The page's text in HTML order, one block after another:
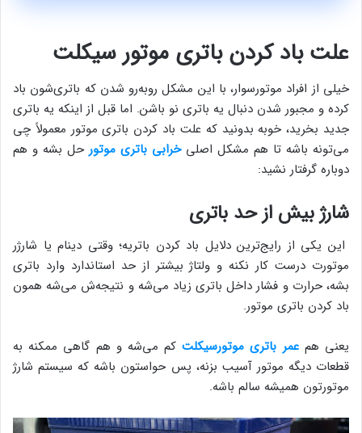
علت باد کردن باتری موتور سیکلت
خیلی از افراد موتورسوار، با این مشکل روبه‌رو شدن که باتری‌شون باد
کرده و مجبور شدن دنبال یه باتری نو باشن. اما قبل از اینکه یه باتری
جدید بخرید، خوبه بدونید که علت باد کردن باتری موتور معمولاً چی
می‌تونه باشه تا هم مشکل اصلیخرابی باتری موتورحل بشه و هم
دوباره گرفتار نشید:
شارژ بیش از حد باتری
این یکی از رایج‌ترین دلایل باد کردن باتریه؛ وقتی دینام یا شارژر
موتورت درست کار نکنه و ولتاژ بیشتر از حد استاندارد وارد باتری
بشه، حرارت و فشار داخل باتری زیاد می‌شه و نتیجه‌ش می‌شه همون
باد کردن باتری موتور.
یعنی همعمر باتری موتورسیکلتکم می‌شه و هم گاهی ممکنه به
قطعات دیگه موتور آسیب بزنه، پس حواستون باشه که سیستم شارژ
موتورتون همیشه سالم باشه.